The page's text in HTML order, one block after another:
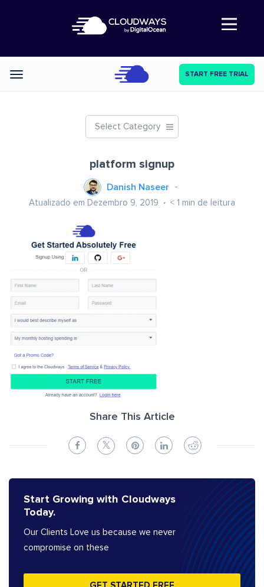
Abre a navegação
Categories START FREE TRIAL
Select Category
platform signup
Danish Naseer
Atualizado em Dezembro 9, 2019 < 1 min de leitura
Share This Article
Start Growing with Cloudways
Today.
Our Clients Love us because we never
compromise on these